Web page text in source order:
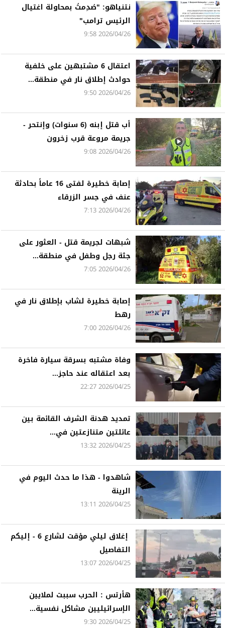
نتنياهو: "صُدِمتُ بمحاولة اغتيال
الرئيس ترامب"
2026/04/26 9:58
اعتقال 6 مشتبهين على خلفية
حوادث إطلاق نار في منطقة...
2026/04/26 9:50
أب قتل إبنه (6 سنوات) وإنتحر -
جريمة مروعة قرب زخرون
2026/04/26 9:08
إصابة خطيرة لفتى 16 عاماً بحادثة
عنف في جسر الزرقاء
2026/04/26 7:13
شبهات لجريمة قتل - العثور على
جثة رجل وطفل في منطقة...
2026/04/26 7:05
إصابة خطيرة لشاب بإطلاق نار في
رهط
2026/04/26 7:00
وفاة مشتبه بسرقة سيارة فاخرة
بعد اعتقاله عند حاجز...
2026/04/25 22:27
تمديد هدنة الشرف القائمة بين
عائلتين متنازعتين في...
2026/04/25 13:32
شاهدوا - هذا ما حدث اليوم في
الرينة
2026/04/25 13:11
️ إغلاق ليلي مؤقت لشارع 6 - إليكم
التفاصيل
2026/04/25 13:07
هأرتس : الحرب سببت لملايين
الإسرائيليين مشاكل نفسية...
2026/04/25 9:30